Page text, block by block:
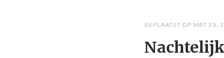
GEPLAATST OP MRT 23,